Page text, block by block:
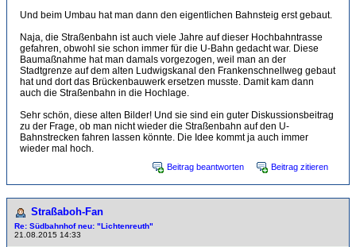
Und beim Umbau hat man dann den eigentlichen Bahnsteig erst gebaut.
Naja, die Straßenbahn ist auch viele Jahre auf dieser Hochbahntrasse
gefahren, obwohl sie schon immer für die U-Bahn gedacht war. Diese
Baumaßnahme hat man damals vorgezogen, weil man an der
Stadtgrenze auf dem alten Ludwigskanal den Frankenschnellweg gebaut
hat und dort das Brückenbauwerk ersetzen musste. Damit kam dann
auch die Straßenbahn in die Hochlage.
Sehr schön, diese alten Bilder! Und sie sind ein guter Diskussionsbeitrag
zu der Frage, ob man nicht wieder die Straßenbahn auf den U-
Bahnstrecken fahren lassen könnte. Die Idee kommt ja auch immer
wieder mal hoch.
Beitrag beantworten Beitrag zitieren
Straßaboh-Fan
Re: Südbahnhof neu: "Lichtenreuth"
21.08.2015 14:33